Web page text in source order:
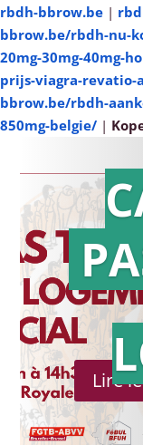
rbdh-bbrow.be |
bbrow.be/rbdh-nu-
20mg-30mg-40mg-
prijs-viagra-revatio-
bbrow.be/rbdh-
850mg-belgie/ |
Lire